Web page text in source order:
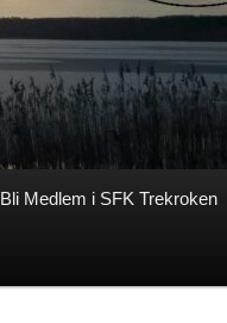
Bli Medlem i SFK Trekroken